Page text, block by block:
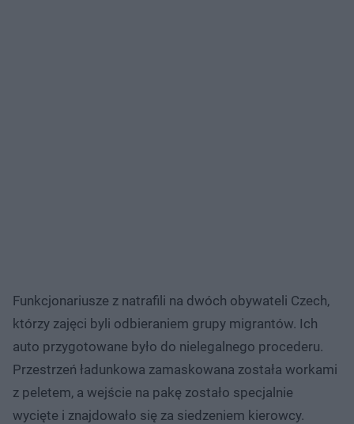
Funkcjonariusze z natrafili na dwóch obywateli Czech,
którzy zajęci byli odbieraniem grupy migrantów. Ich
auto przygotowane było do nielegalnego procederu.
Przestrzeń ładunkowa zamaskowana została workami
z peletem, a wejście na pakę zostało specjalnie
wycięte i znajdowało się za siedzeniem kierowcy.